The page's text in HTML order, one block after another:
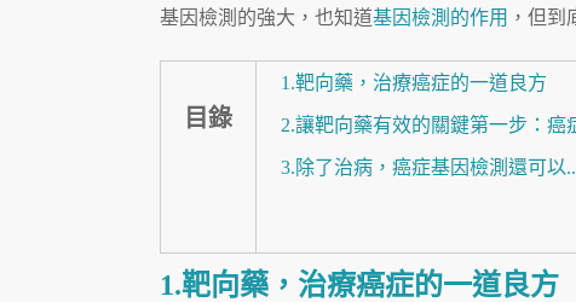
基因檢測的強大，也知道基因檢測的作用 ，但
目錄
1.靶向藥，治療癌症的一道良方
2.讓靶向藥有效的關鍵第一步：癌
3.除了治病，癌症基因檢測還可以
1.靶向藥，治療癌症的一道良方